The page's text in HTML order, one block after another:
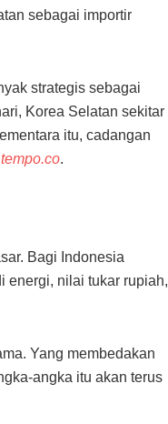
sebagai importir
strategis sebagai
Korea Selatan sekitar
itu, cadangan
tempo.co.
Bagi Indonesia
energi, nilai tukar rupiah,
Yang membedakan
angka itu akan terus